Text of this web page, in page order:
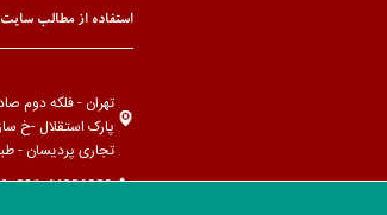
استفاده از مطالب
تهران - فلکه دوم
پارک استقلال -خ
تجاری پردیسان -
021-44096989، 021-44094642